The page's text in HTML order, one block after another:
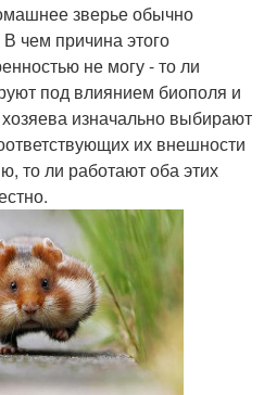
зверье обычно
чем причина этого
не могу - то ли
под влиянием биополя и
изначально выбирают
их внешности
то ли работают оба этих